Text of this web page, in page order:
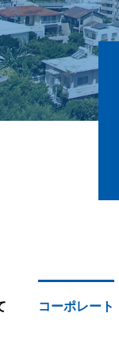
コーポレート